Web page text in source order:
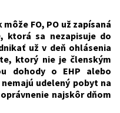
FO, PO už zapísaná
ktorá sa nezapisuje do
už v deň ohlásenia
ktorý nie je členským
dohody o EHP alebo
udelený pobyt na
najskôr dňom